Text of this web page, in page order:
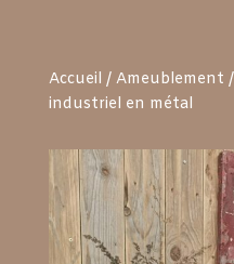
Accueil / Ameublement /
industriel en métal